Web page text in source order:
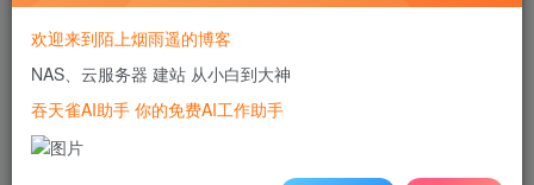
了。还有大量的免费织梦cms插件供大家选择。各种主题功
能插件等等最全织梦cms插件。等下会以图片的形式给大家
展示。大家注意看图。一键建站+行业内容采集+伪原创+主
动推送给搜索引擎收录。
欢迎来到陌上烟雨遥的博客
NAS、云服务器 建站 从小白到大神
吞天雀AI助手 你的免费AI工作助手